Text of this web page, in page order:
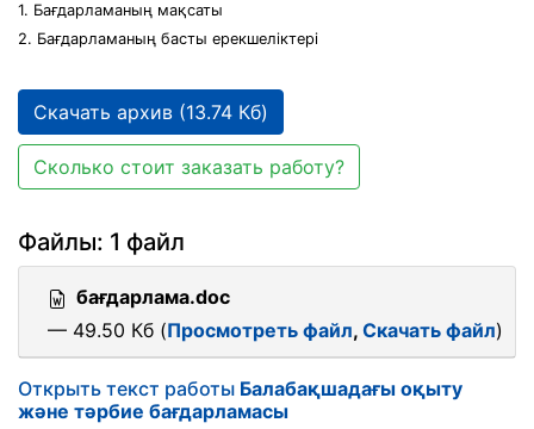
1. Бағдарламаның мақсаты
2. Бағдарламаның басты ерекшеліктері
Скачать архив (13.74 Кб)
Сколько стоит заказать работу?
Файлы: 1 файл
бағдарлама.doc
— 49.50 Кб (Просмотреть файл, Скачать файл)
Открыть текст работы Балабақшадағы оқыту
және тәрбие бағдарламасы